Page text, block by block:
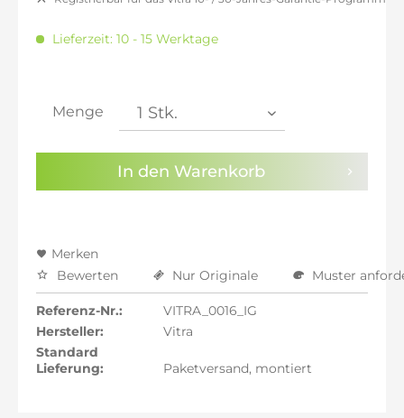
Sie haben dieDatenschutzbestimmungen
Kenntnis genommen.
inkl. 16% MwSt.: 346,05 €
inkl. 21% MwSt.: 360,97 €
Lieferzeit: 10 - 15 Werktage
Menge
In den Warenkorb
Merken
Bewerten
Nur Originale Muster
Referenz-Nr.:
VITRA_0016_IG
Hersteller:
Vitra
Standard
Lieferung:
Paketversand, montiert